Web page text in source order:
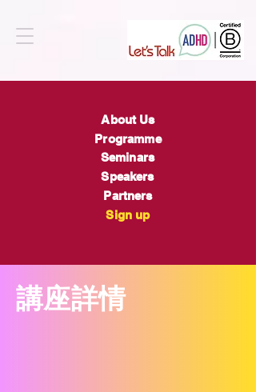
About Us
Programme
Seminars
Speakers
Partners
Sign up
​講座詳情